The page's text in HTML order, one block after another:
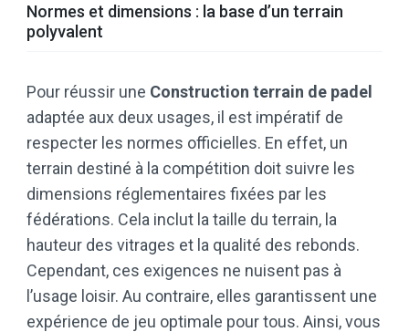
Normes et dimensions : la base d’un terrain
polyvalent
Pour réussir une Construction terrain de padel
adaptée aux deux usages, il est impératif de
respecter les normes officielles. En effet, un
terrain destiné à la compétition doit suivre les
dimensions réglementaires fixées par les
fédérations. Cela inclut la taille du terrain, la
hauteur des vitrages et la qualité des rebonds.
Cependant, ces exigences ne nuisent pas à
l’usage loisir. Au contraire, elles garantissent une
expérience de jeu optimale pour tous. Ainsi, vous